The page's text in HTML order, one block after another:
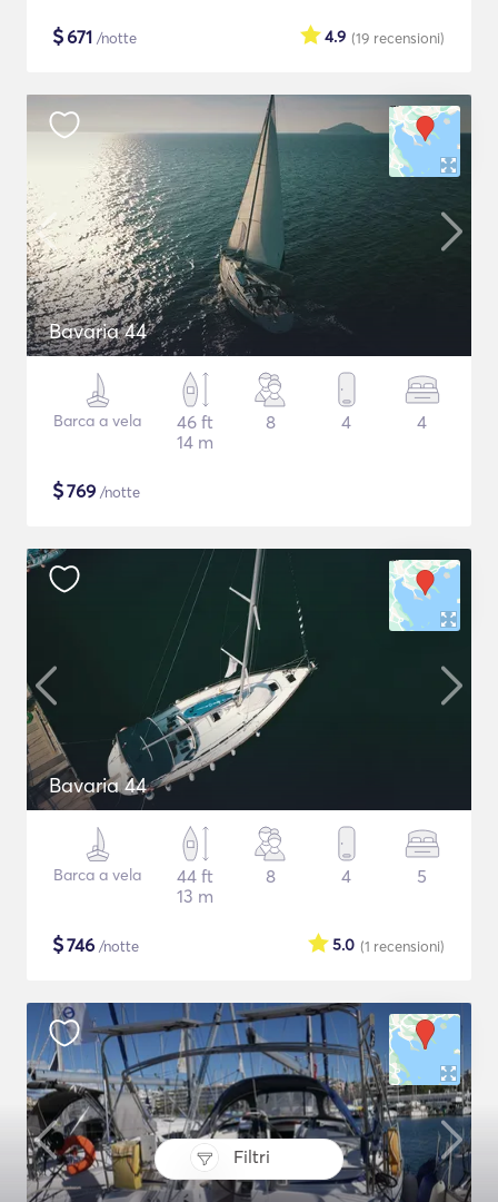
Filtri
$671 /notte (19 recensioni)
4.9
Bavaria 44
Barca a vela
46 ft
14 m
8 4 4
$769 /notte
Bavaria 44
Barca a vela
44 ft
13 m
8 4 5
$746 /notte (1 recensioni)
5.0